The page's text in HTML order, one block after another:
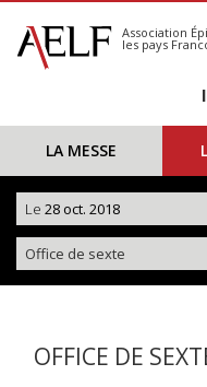
S'abonner
Calendrier
Association
les pays
LA MESSE
Le 28 oct. 2018
Office de sexte
OFFICE DE